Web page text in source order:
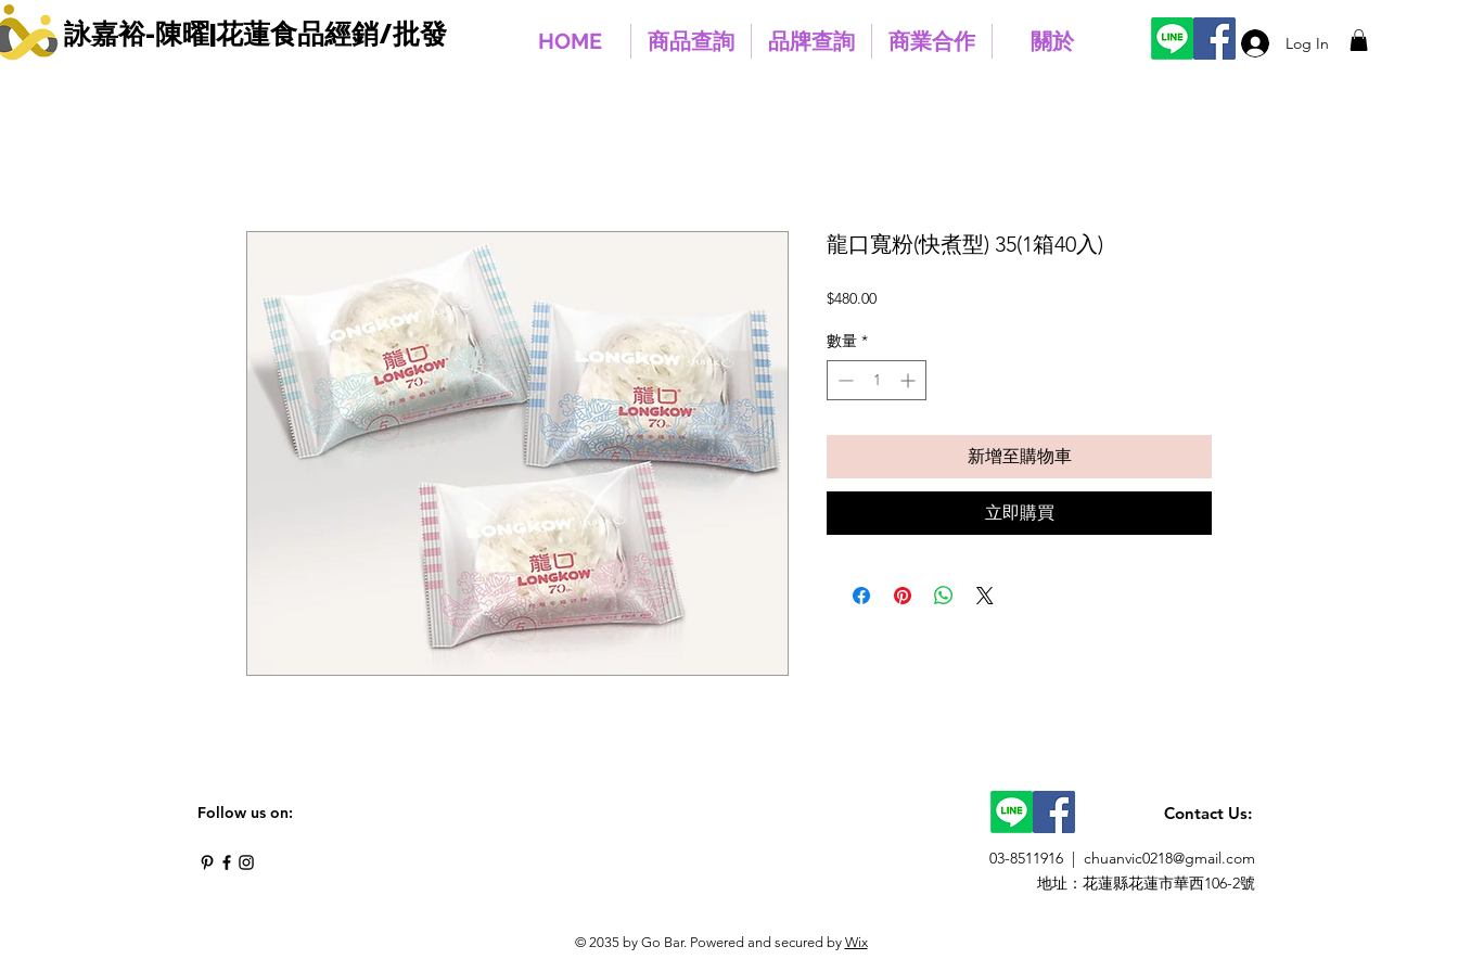
Log In
詠嘉裕-陳曜|花蓮食品經銷/批發 HOME 商品查詢 品牌查詢 商業合作 關於
龍口寬粉(快煮型) 35(1箱40入)
$480.00價
數量 *
新增至購物車
立即購買
Follow us on: Contact Us:
03-8511916 | chuanvic0218@gmail.com
​地址：花蓮縣花蓮市華西106-2號
© 2035 by Go Bar. Powered and secured by Wix